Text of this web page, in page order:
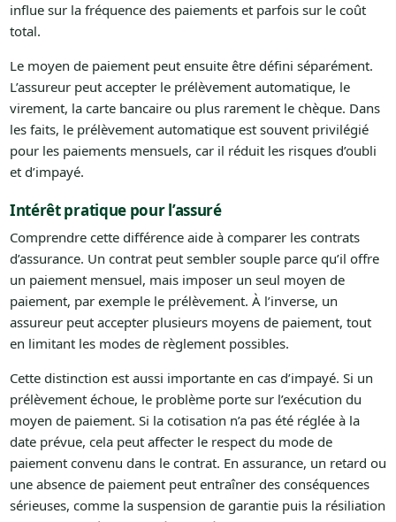
influe sur la fréquence des paiements et parfois sur le coût
total.
Le moyen de paiement peut ensuite être défini séparément.
L’assureur peut accepter le prélèvement automatique, le
virement, la carte bancaire ou plus rarement le chèque. Dans
les faits, le prélèvement automatique est souvent privilégié
pour les paiements mensuels, car il réduit les risques d’oubli
et d’impayé.
Intérêt pratique pour l’assuré
Comprendre cette différence aide à comparer les contrats
d’assurance. Un contrat peut sembler souple parce qu’il offre
un paiement mensuel, mais imposer un seul moyen de
paiement, par exemple le prélèvement. À l’inverse, un
assureur peut accepter plusieurs moyens de paiement, tout
en limitant les modes de règlement possibles.
Cette distinction est aussi importante en cas d’impayé. Si un
prélèvement échoue, le problème porte sur l’exécution du
moyen de paiement. Si la cotisation n’a pas été réglée à la
date prévue, cela peut affecter le respect du mode de
paiement convenu dans le contrat. En assurance, un retard ou
une absence de paiement peut entraîner des conséquences
sérieuses, comme la suspension de garantie puis la résiliation